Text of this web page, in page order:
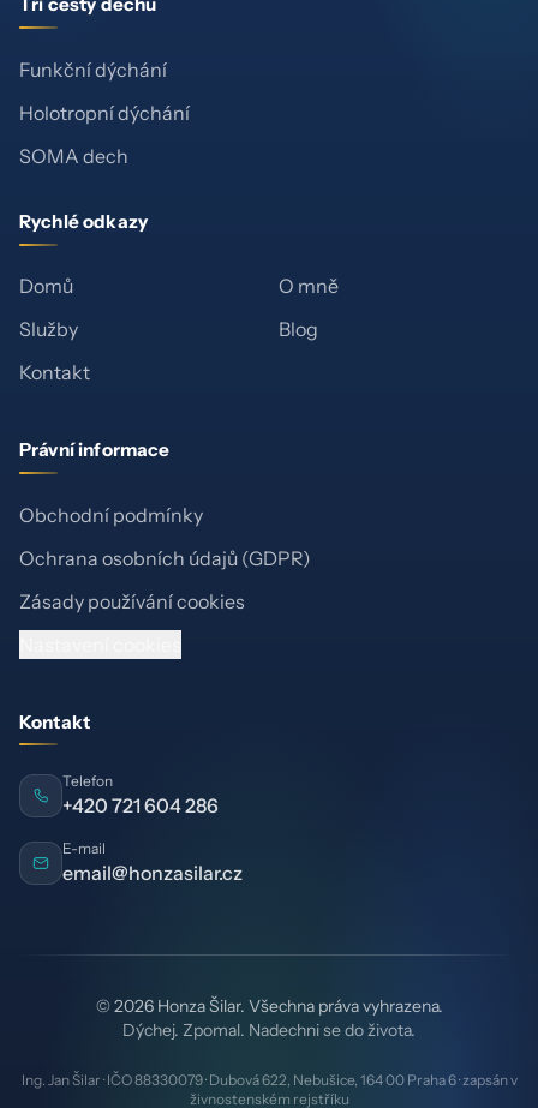
Tři cesty dechu
Funkční dýchání
Holotropní dýchání
SOMA dech
Rychlé odkazy
Domů
O mně
Služby
Blog
Kontakt
Právní informace
Obchodní podmínky
Ochrana osobních údajů (GDPR)
Zásady používání cookies
Kontakt
Telefon
+420 721 604 286
E-mail
email@honzasilar.cz
© 2026 Honza Šilar. Všechna práva vyhrazena.
Dýchej. Zpomal. Nadechni se do života.
Ing. Jan Šilar · IČO 88330079 · Dubová 622, Nebušice, 164 00 Praha 6 · zapsán v
živnostenském rejstříku